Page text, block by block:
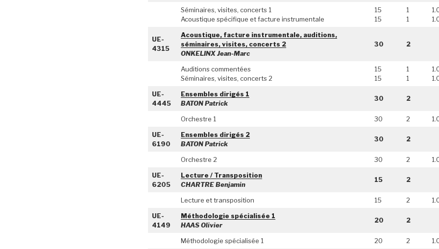
Séminaires, visites, concerts 1
Acoustique spécifique et facture instrumentale
15
15
1
1
UE-
4315
Acoustique, facture instrumentale, auditions,
séminaires, visites, concerts 2
ONKELINX Jean-Marc
30 2
Auditions commentées
Séminaires, visites, concerts 2
15
15
1
1
UE-
4445
Ensembles dirigés 1
BATON Patrick
30 2
Orchestre 1
30 2
UE-
6190
Ensembles dirigés 2
BATON Patrick
30 2
Orchestre 2
30 2
UE-
6205
Lecture / Transposition
CHARTRE Benjamin
15 2
Lecture et transposition
15 2
UE-
4149
Méthodologie spécialisée 1
HAAS Olivier
20 2
Méthodologie spécialisée 1 20 2